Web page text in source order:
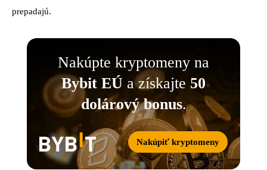
prepadajú.
Nakúpte kryptomeny na
Bybit EÚ a získajte 50
dolárový bonus.
Nakúpiť kryptomeny